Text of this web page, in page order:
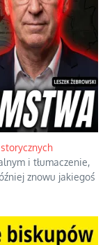
jest skłonność do
w tym